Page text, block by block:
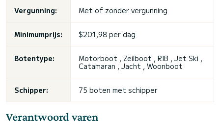
Vergunning: Met of zonder vergunning
Minimumprijs: $201,98 per dag
Botentype: Motorboot , Zeilboot , RIB , Jet Ski ,
Catamaran , Jacht , Woonboot
Schipper: 75 boten met schipper
Verantwoord varen